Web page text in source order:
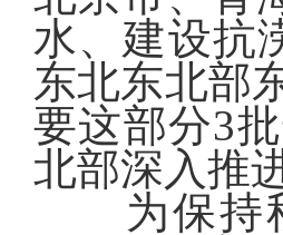
水、建设抗
东北东北部
要这部分3
北部深入推
为保持秋